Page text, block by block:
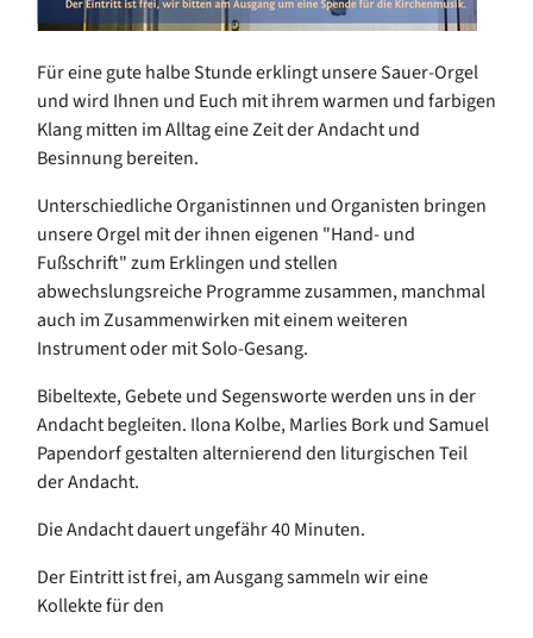
Für eine gute halbe Stunde erklingt unsere Sauer-Orgel
und wird Ihnen und Euch mit ihrem warmen und farbigen
Klang mitten im Alltag eine Zeit der Andacht und
Besinnung bereiten.
Unterschiedliche Organistinnen und Organisten bringen
unsere Orgel mit der ihnen eigenen "Hand- und
Fußschrift" zum Erklingen und stellen
abwechslungsreiche Programme zusammen, manchmal
auch im Zusammenwirken mit einem weiteren
Instrument oder mit Solo-Gesang.
Bibeltexte, Gebete und Segensworte werden uns in der
Andacht begleiten. Ilona Kolbe, Marlies Bork und Samuel
Papendorf gestalten alternierend den liturgischen Teil
der Andacht.
Die Andacht dauert ungefähr 40 Minuten.
Der Eintritt ist frei, am Ausgang sammeln wir eine
Kollekte für den